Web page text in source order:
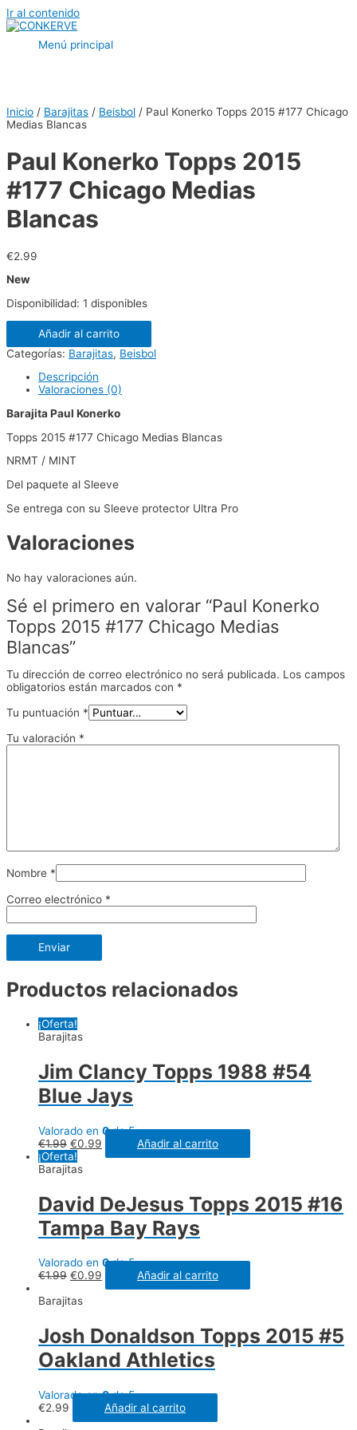
Ir al contenido
Menú principal
Inicio / Barajitas / Beisbol / Paul Konerko Topps 2015 #177 Chicago
Medias Blancas
Paul Konerko Topps 2015
#177 Chicago Medias
Blancas
€2.99
New
Disponibilidad: 1 disponibles
Añadir al carrito
Categorías: Barajitas, Beisbol
Descripción
Valoraciones (0)
Barajita Paul Konerko
Topps 2015 #177 Chicago Medias Blancas
NRMT / MINT
Del paquete al Sleeve
Se entrega con su Sleeve protector Ultra Pro
Valoraciones
No hay valoraciones aún.
Sé el primero en valorar “Paul Konerko
Topps 2015 #177 Chicago Medias
Blancas”
Tu dirección de correo electrónico no será publicada. Los campos
obligatorios están marcados con *
Tu puntuación *
Tu valoración *
Nombre *
Correo electrónico *
Productos relacionados
¡Oferta!
Barajitas
Jim Clancy Topps 1988 #54
Blue Jays
Valorado en 0de 5
€1.99 €0.99
Añadir al carrito
¡Oferta!
Barajitas
David DeJesus Topps 2015 #16
Tampa Bay Rays
Valorado en 0de 5
€1.99 €0.99
Añadir al carrito
Barajitas
Josh Donaldson Topps 2015 #5
Oakland Athletics
Valorado en0de 5
€2.99
Añadir al carrito